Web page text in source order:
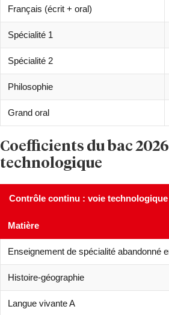
Français (écrit + oral)
Spécialité 1
Spécialité 2
Philosophie
Grand oral
Coefficients du bac
technologique
Contrôle continu : voie
Matière
Enseignement de spécialité abandonné
Histoire-géographie
Langue vivante A